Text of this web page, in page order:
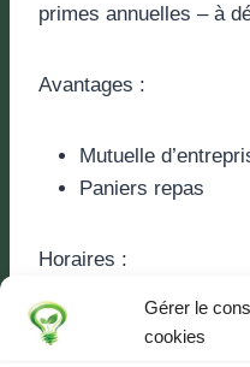
Gérer le
cookies
primes annuelles – à
Avantages :
Mutuelle
Paniers repas
Horaires :
Périodes de